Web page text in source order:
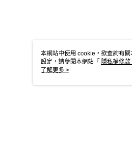
本網站中使用 cookie，欲查詢有
設定，請參閱本網站「 隱私權條款
使用 cookie。
了解更多 >